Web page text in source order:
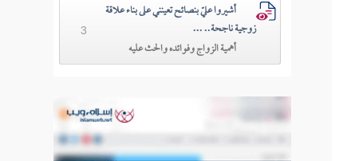
أشيروا عليّ بنصائح تعينني على بناء علاقة
زوجية ناجحة.. ...
أهمية الزواج وفوائده والحث عليه
3